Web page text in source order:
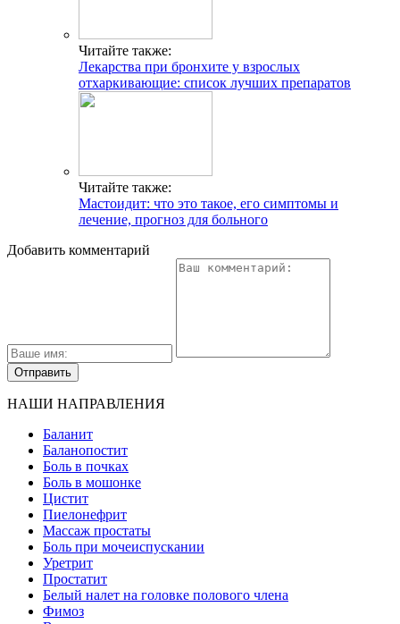
Читайте также:
Лекарства при бронхите у взрослых
отхаркивающие: список лучших препаратов
Читайте также:
Мастоидит: что это такое, его симптомы и
лечение, прогноз для больного
Добавить комментарий
НАШИ НАПРАВЛЕНИЯ
Баланит
Баланопостит
Боль в почках
Боль в мошонке
Цистит
Пиелонефрит
Массаж простаты
Боль при мочеиспускании
Уретрит
Простатит
Белый налет на головке полового члена
Фимоз